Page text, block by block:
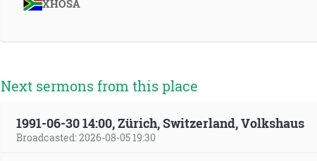
XHOSA
Next sermons from this place
1991-06-30 14:00, Zürich, Switzerland, Volkshaus
Broadcasted: 2026-08-05 19:30